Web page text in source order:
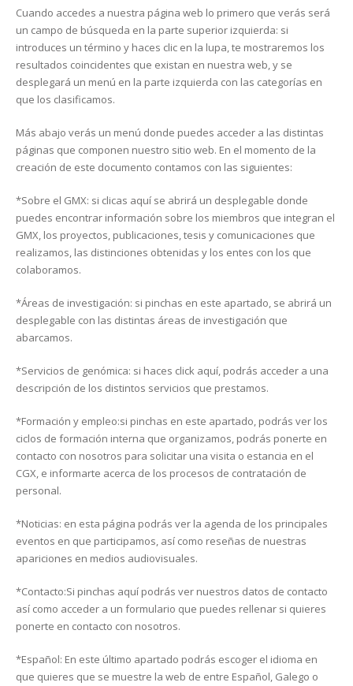
Cuando accedes a nuestra página web lo primero que verás será
un campo de búsqueda en la parte superior izquierda: si
introduces un término y haces clic en la lupa, te mostraremos los
resultados coincidentes que existan en nuestra web, y se
desplegará un menú en la parte izquierda con las categorías en
que los clasificamos.
Más abajo verás un menú donde puedes acceder a las distintas
páginas que componen nuestro sitio web. En el momento de la
creación de este documento contamos con las siguientes:
*Sobre el GMX: si clicas aquí se abrirá un desplegable donde
puedes encontrar información sobre los miembros que integran el
GMX, los proyectos, publicaciones, tesis y comunicaciones que
realizamos, las distinciones obtenidas y los entes con los que
colaboramos.
*Áreas de investigación: si pinchas en este apartado, se abrirá un
desplegable con las distintas áreas de investigación que
abarcamos.
*Servicios de genómica: si haces click aquí, podrás acceder a una
descripción de los distintos servicios que prestamos.
*Formación y empleo:si pinchas en este apartado, podrás ver los
ciclos de formación interna que organizamos, podrás ponerte en
contacto con nosotros para solicitar una visita o estancia en el
CGX, e informarte acerca de los procesos de contratación de
personal.
*Noticias: en esta página podrás ver la agenda de los principales
eventos en que participamos, así como reseñas de nuestras
apariciones en medios audiovisuales.
*Contacto:Si pinchas aquí podrás ver nuestros datos de contacto
así como acceder a un formulario que puedes rellenar si quieres
ponerte en contacto con nosotros.
*Español: En este último apartado podrás escoger el idioma en
que quieres que se muestre la web de entre Español, Galego o